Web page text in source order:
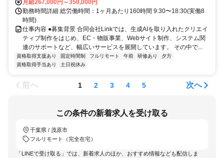
月給267,000円～350,000円
勤務時間詳細 総労働時間：1ヶ月あたり160時間 9:30〜18:30(実働8
時間)
仕事内容 ●募集背景 合同会社Linkでは、生成AIを取り入れたクリエイ
ティブ制作をはじめ、EC・物販事業、Webサイト制作、システム関
連のサポートなど、幅広いサービスを展開しています。 その中で...
資格取得支援あり 固定時間制 フルリモート 午前 研修あり
夕方
資格取得手当あり
土日祝休み
前へ 1 2 3 4 5 次へ
この条件の新着求人を受け取る
千葉県 / 茂原市
フルリモート（完全在宅）
「LINEで受け取る」では、新着求人のほか、おすすめ情報なども配信しま